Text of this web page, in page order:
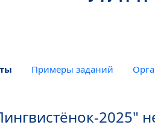
Примеры заданий
2025"